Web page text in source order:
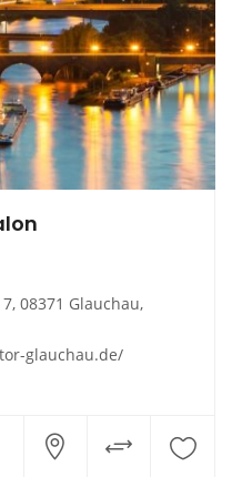
08371 Glauchau,
glauchau.de/